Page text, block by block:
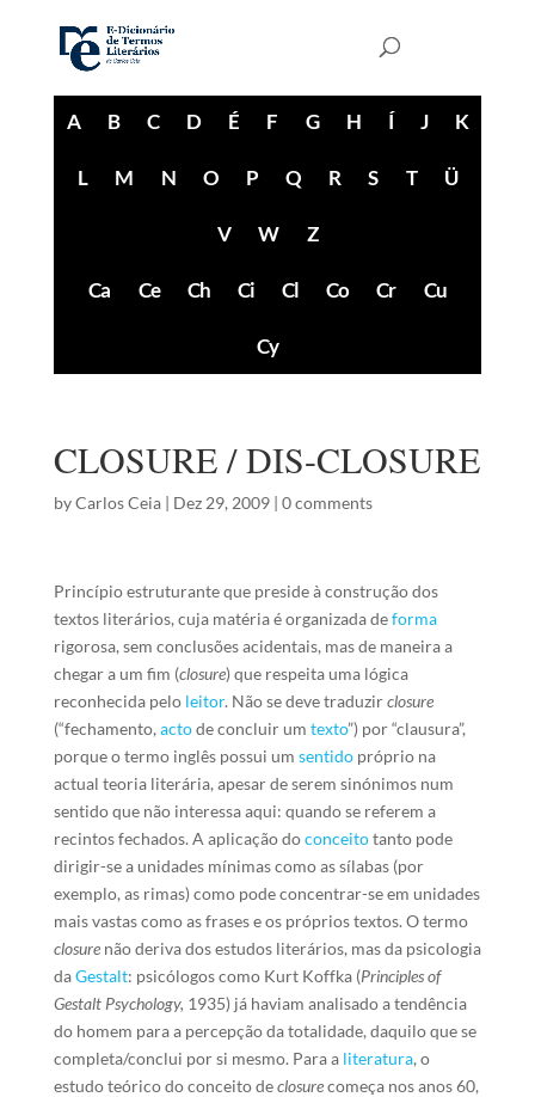
A B C D É F G H Í J K
L M N O P Q R S T Ü
V W Z
Ca Ce Ch Ci Cl Co Cr Cu
Cy
CLOSURE / DIS-CLOSURE
byCarlos Ceia| Dez 29, 2009| 0 comments
Princípio estruturante que preside à construção dos
textos literários, cuja matéria é organizada deforma
rigorosa, sem conclusões acidentais, mas de maneira a
chegar a um fim (closure) que respeita uma lógica
reconhecida pelo leitor. Não se deve traduzirclosure
(“fechamento, actode concluir um texto”) por “clausura”,
porque o termo inglês possui um sentidopróprio na
actual teoria literária, apesar de serem sinónimos num
sentido que não interessa aqui: quando se referem a
recintos fechados. A aplicação doconceitotanto pode
dirigir-se a unidades mínimas como as sílabas (por
exemplo, as rimas) como pode concentrar-se em unidades
mais vastas como as frases e os próprios textos. O termo
closurenão deriva dos estudos literários, mas da psicologia
daGestalt: psicólogos como Kurt Koffka (Principles of
Gestalt Psychology, 1935) já haviam analisado a tendência
do homem para a percepção da totalidade, daquilo que se
completa/conclui por si mesmo. Para a literatura, o
estudo teórico doconceito declosurecomeça nos anos 60,